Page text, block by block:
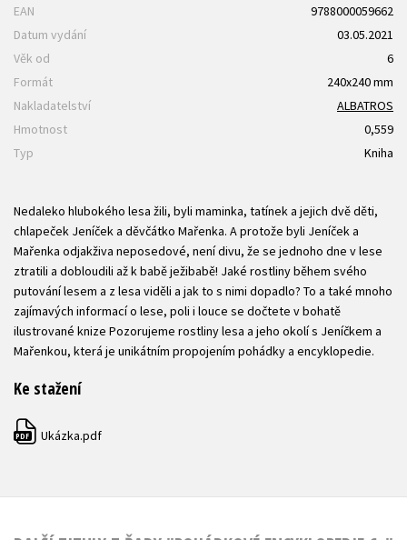
EAN
9788000059662
Datum vydání
03.05.2021
Věk od
6
Formát
240x240 mm
Nakladatelství
ALBATROS
Hmotnost
0,559
Typ
Kniha
Nedaleko hlubokého lesa žili, byli maminka, tatínek a jejich dvě děti,
chlapeček Jeníček a děvčátko Mařenka. A protože byli Jeníček a
Mařenka odjakživa neposedové, není divu, že se jednoho dne v lese
ztratili a dobloudili až k babě ježibabě! Jaké rostliny během svého
putování lesem a z lesa viděli a jak to s nimi dopadlo? To a také mnoho
zajímavých informací o lese, poli i louce se dočtete v bohatě
ilustrované knize Pozorujeme rostliny lesa a jeho okolí s Jeníčkem a
Mařenkou, která je unikátním propojením pohádky a encyklopedie.
Ke stažení
PDF Ukázka.pdf